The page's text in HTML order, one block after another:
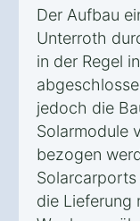
Der Aufbau
Unterroth
in der Regel
jedoch die
Solarmodule
bezogen
die Lieferung